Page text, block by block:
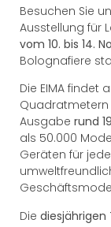
Besuchen Sie
Ausstellung für
vom 10. bis 14.
Bolognafiere
Die EIMA findet
Ausgabe rund
als 50.000
Geräten für
Die